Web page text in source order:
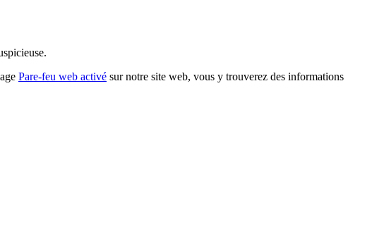
Pare-feu web activé sur notre site web, vous y trouverez des informations